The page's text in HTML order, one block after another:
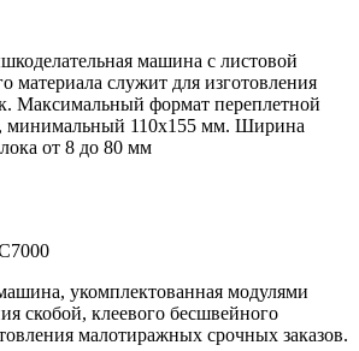
машина с листовой
материала служит для изготовления
Максимальный формат переплетной
минимальный 110х155 мм. Ширина
от 8 до 80 мм
укомплектованная модулями
скобой, клеевого бесшвейного
малотиражных срочных заказов.